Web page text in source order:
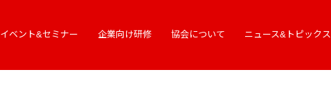
イベント&セミナー 企業向け研修 協会について ニュース&トピックス